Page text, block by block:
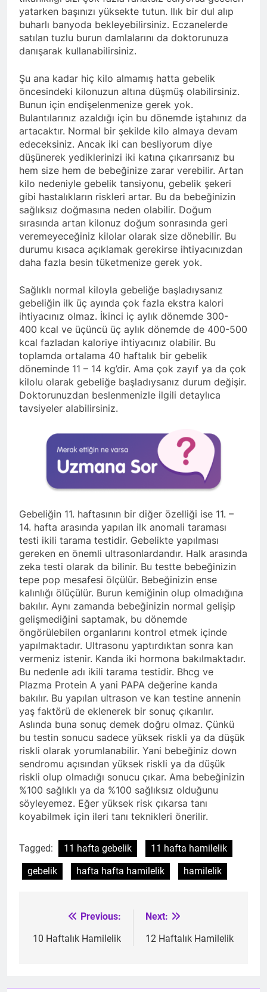
yatarken başınızı yüksekte tutun. Ilık bir dul alıp
buharlı banyoda bekleyebilirsiniz. Eczanelerde
satılan tuzlu burun damlalarını da doktorunuza
danışarak kullanabilirsiniz.
Şu ana kadar hiç kilo almamış hatta gebelik
öncesindeki kilonuzun altına düşmüş olabilirsiniz.
Bunun için endişelenmenize gerek yok.
Bulantılarınız azaldığı için bu dönemde iştahınız da
artacaktır. Normal bir şekilde kilo almaya devam
edeceksiniz. Ancak iki can besliyorum diye
düşünerek yediklerinizi iki katına çıkarırsanız bu
hem size hem de bebeğinize zarar verebilir. Artan
kilo nedeniyle gebelik tansiyonu, gebelik şekeri
gibi hastalıkların riskleri artar. Bu da bebeğinizin
sağlıksız doğmasına neden olabilir. Doğum
sırasında artan kilonuz doğum sonrasında geri
veremeyeceğiniz kilolar olarak size dönebilir. Bu
durumu kısaca açıklamak gerekirse ihtiyacınızdan
daha fazla besin tüketmenize gerek yok.
Sağlıklı normal kiloyla gebeliğe başladıysanız
gebeliğin ilk üç ayında çok fazla ekstra kalori
ihtiyacınız olmaz. İkinci iç aylık dönemde 300-
400 kcal ve üçüncü üç aylık dönemde de 400-500
kcal fazladan kaloriye ihtiyacınız olabilir. Bu
toplamda ortalama 40 haftalık bir gebelik
döneminde 11 – 14 kg’dir. Ama çok zayıf ya da çok
kilolu olarak gebeliğe başladıysanız durum değişir.
Doktorunuzdan beslenmenizle ilgili detaylıca
tavsiyeler alabilirsiniz.
Gebeliğin 11. haftasının bir diğer özelliği ise 11. –
14. hafta arasında yapılan ilk anomali taraması
testi ikili tarama testidir. Gebelikte yapılması
gereken en önemli ultrasonlardandır. Halk arasında
zeka testi olarak da bilinir. Bu testte bebeğinizin
tepe pop mesafesi ölçülür. Bebeğinizin ense
kalınlığı ölüçülür. Burun kemiğinin olup olmadığına
bakılır. Aynı zamanda bebeğinizin normal gelişip
gelişmediğini saptamak, bu dönemde
öngörülebilen organlarını kontrol etmek içinde
yapılmaktadır. Ultrasonu yaptırdıktan sonra kan
vermeniz istenir. Kanda iki hormona bakılmaktadır.
Bu nedenle adı ikili tarama testidir. Bhcg ve
Plazma Protein A yani PAPA değerine kanda
bakılır. Bu yapılan ultrason ve kan testine annenin
yaş faktörü de eklenerek bir sonuç çıkarılır.
Aslında buna sonuç demek doğru olmaz. Çünkü
bu testin sonucu sadece yüksek riskli ya da düşük
riskli olarak yorumlanabilir. Yani bebeğiniz down
sendromu açısından yüksek riskli ya da düşük
riskli olup olmadığı sonucu çıkar. Ama bebeğinizin
%100 sağlıklı ya da %100 sağlıksız olduğunu
söyleyemez. Eğer yüksek risk çıkarsa tanı
koyabilmek için ileri tanı teknikleri önerilir.
Tagged: 11 hafta gebelik
11 hafta hamilelik
gebelik
hafta hafta hamilelik hamilelik
navigation
Previous:
10 Haftalık Hamilelik
Next:
12 Haftalık Hamilelik